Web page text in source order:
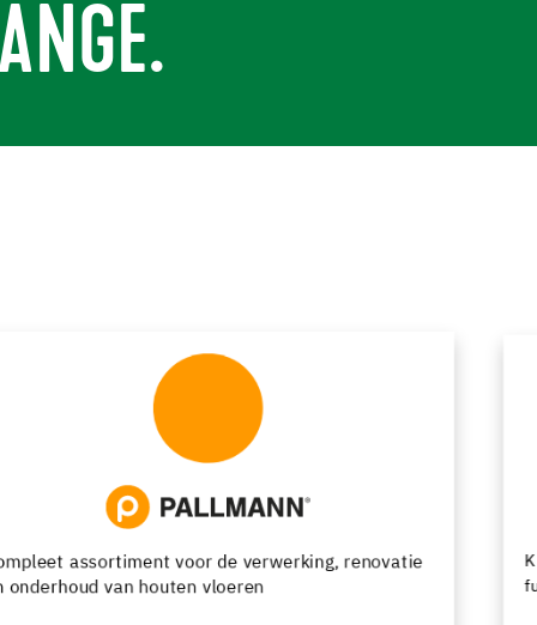
Kunsthars- en cementgebonden vloersystemen met
functionele en decoratieve afwerkingsmogelijkheden